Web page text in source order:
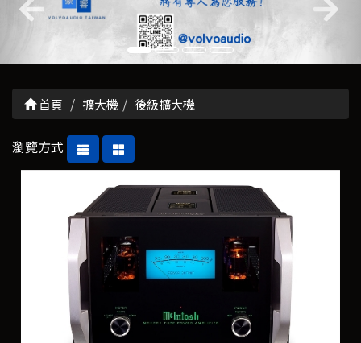
首頁 擴大機 後級擴大機
瀏覽方式